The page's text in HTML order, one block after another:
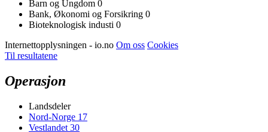
Barn og Ungdom 0
Bank, Økonomi og Forsikring 0
Bioteknologisk industi 0
Internettopplysningen - io.no Om oss Cookies
Til resultatene
Operasjon
Landsdeler
Nord-Norge 17
Vestlandet 30